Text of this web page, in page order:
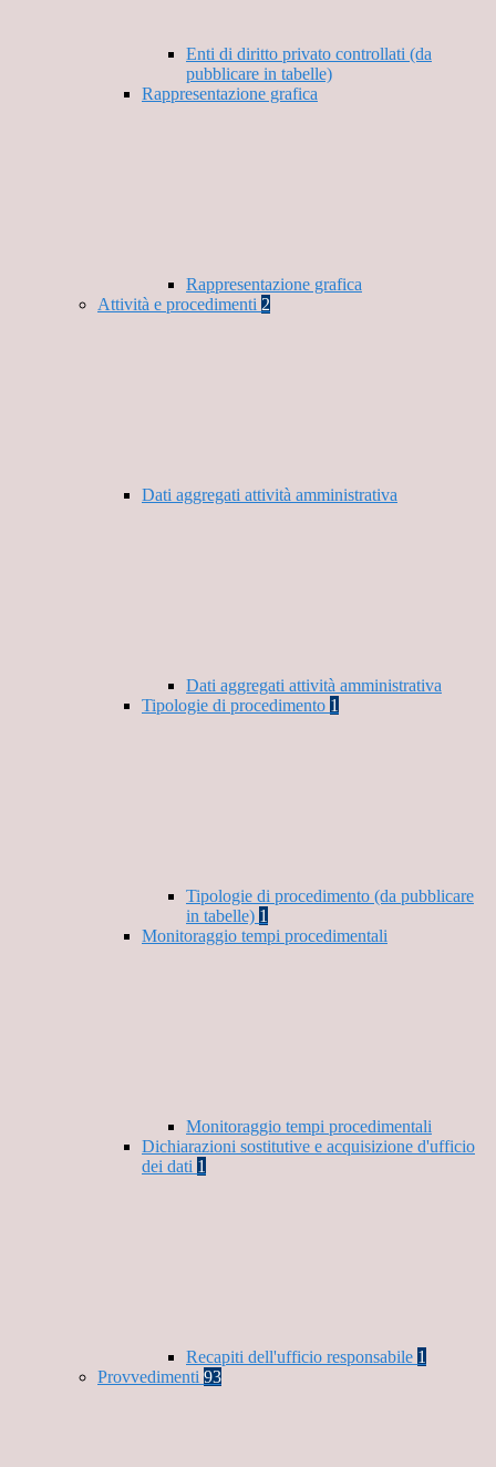
Enti di diritto privato controllati (da
pubblicare in tabelle)
Rappresentazione grafica
Rappresentazione grafica
Attività e procedimenti 2
Dati aggregati attività amministrativa
Dati aggregati attività amministrativa
Tipologie di procedimento 1
Tipologie di procedimento (da pubblicare
in tabelle) 1
Monitoraggio tempi procedimentali
Monitoraggio tempi procedimentali
Dichiarazioni sostitutive e acquisizione d'ufficio
dei dati 1
Recapiti dell'ufficio responsabile 1
Provvedimenti 93